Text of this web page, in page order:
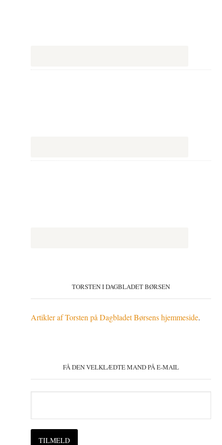
TORSTEN I DAGBLADET BØRSEN
Artikler af Torsten på Dagbladet Børsens hjemmeside.
FÅ DEN VELKLÆDTE MAND PÅ E-MAIL